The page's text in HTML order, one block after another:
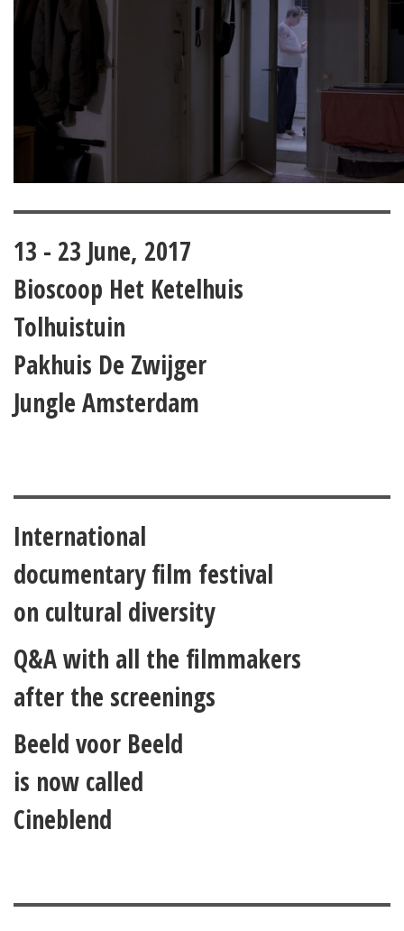
13 - 23 June, 2017
Bioscoop Het Ketelhuis
Tolhuistuin
Pakhuis De Zwijger
Jungle Amsterdam
International
documentary film festival
on cultural diversity
Q&A with all the filmmakers
after the screenings
Beeld voor Beeld
is now called
Cineblend